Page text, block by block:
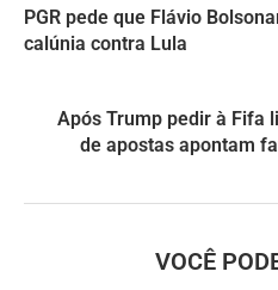
PGR pede que Flávio
calúnia contra Lula
Após Trump pedir à Fifa
de apostas apontam
VOCÊ